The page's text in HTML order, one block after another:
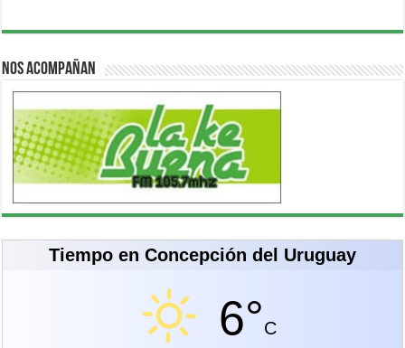
Nos acompañan
Tiempo en Concepción del Uruguay
6°C